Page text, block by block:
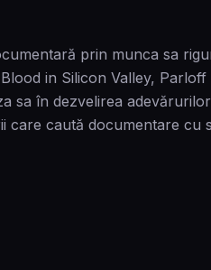
prin munca sa
in Silicon Valley,
sa în dezvelirea
care caută documentare cu